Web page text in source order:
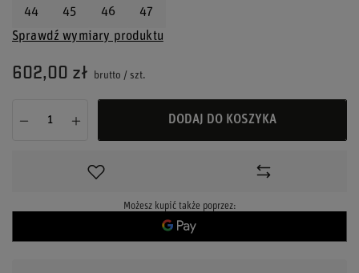
44 45 46
47
Sprawdź wymiary produktu
602,00 zł brutto / szt.
DODAJ DO KOSZYKA
Możesz kupić także poprzez: